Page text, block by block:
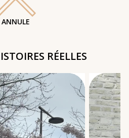
ANNULE
RÉELLES